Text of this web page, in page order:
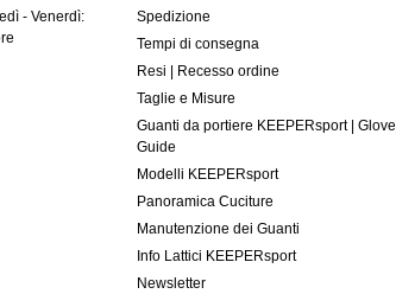
- Venerdì:
Spedizione
Tempi di consegna
Resi | Recesso ordine
Taglie e Misure
Guanti da portiere KEEPERsport | Glove
Guide
Modelli KEEPERsport
Panoramica Cuciture
Manutenzione dei Guanti
Info Lattici KEEPERsport
Newsletter